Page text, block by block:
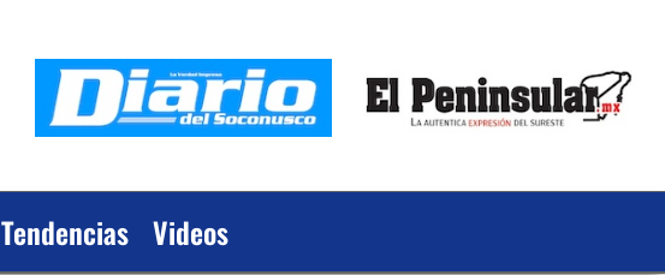
Tendencias Videos